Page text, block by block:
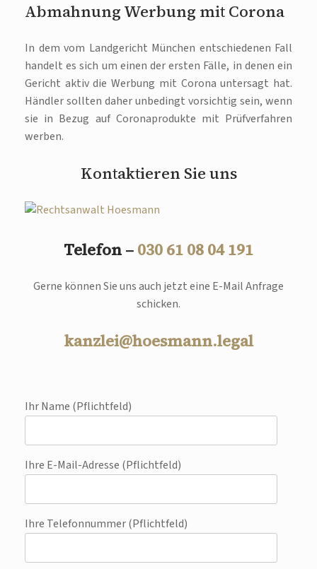
Abmahnung Werbung mit Corona
In dem vom Landgericht München entschiedenen Fall
handelt es sich um einen der ersten Fälle, in denen ein
Gericht aktiv die Werbung mit Corona untersagt hat.
Händler sollten daher unbedingt vorsichtig sein, wenn
sie in Bezug auf Coronaprodukte mit Prüfverfahren
werben.
Kontaktieren Sie uns
Telefon – 030 61 08 04 191
Gerne können Sie uns auch jetzt eine E-Mail Anfrage
schicken.
kanzlei@hoesmann.legal
Ihr Name (Pflichtfeld)
Ihre E-Mail-Adresse (Pflichtfeld)
Ihre Telefonnummer (Pflichtfeld)